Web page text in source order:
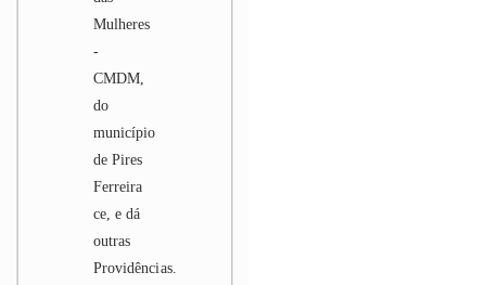
Mulheres
-
CMDM,
do
município
de Pires
Ferreira
ce, e dá
outras
Providências.